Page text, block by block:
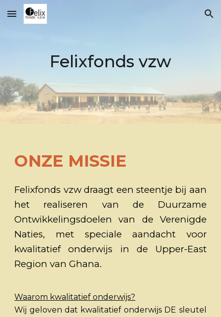
Skip to main content Skip to navigation
Felixfonds vzw
ONZE MISSIE
Felixfonds vzw draagt een steentje bij aan
het realiseren van de Duurzame
Ontwikkelingsdoelen van de Verenigde
Naties, met speciale aandacht voor
kwalitatief onderwijs in de Upper-East
Region van Ghana.
Waarom kwalitatief onderwijs?
Wij geloven dat kwalitatief onderwijs DE sleutel